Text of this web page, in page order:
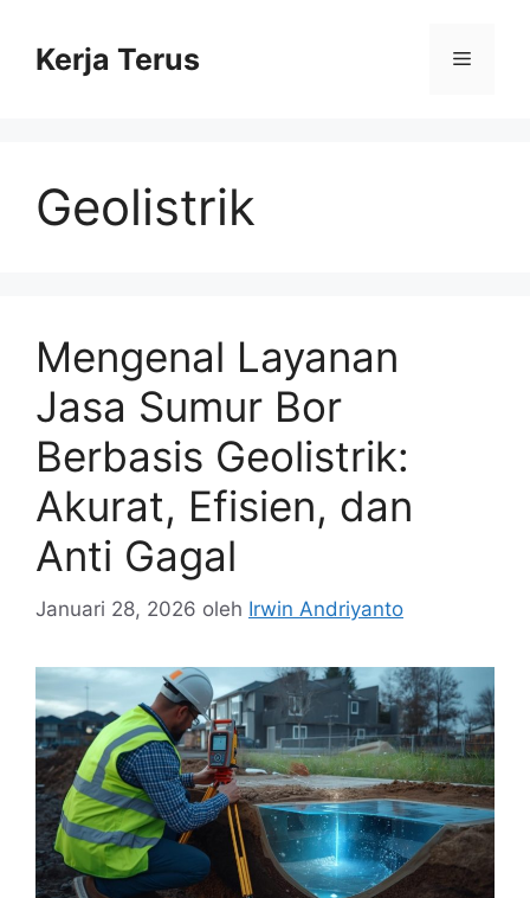
Kerja Terus Menu
Geolistrik
Mengenal Layanan
Jasa Sumur Bor
Berbasis Geolistrik:
Akurat, Efisien, dan
Anti Gagal
Januari 28, 2026 oleh Irwin Andriyanto